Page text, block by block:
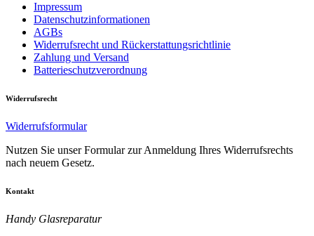
Impressum
Datenschutzinformationen
AGBs
Widerrufsrecht und Rückerstattungsrichtlinie
Zahlung und Versand
Batterieschutzverordnung
Widerrufsrecht
Widerrufsformular
Nutzen Sie unser Formular zur Anmeldung Ihres Widerrufsrechts
nach neuem Gesetz.
Kontakt
Handy Glasreparatur